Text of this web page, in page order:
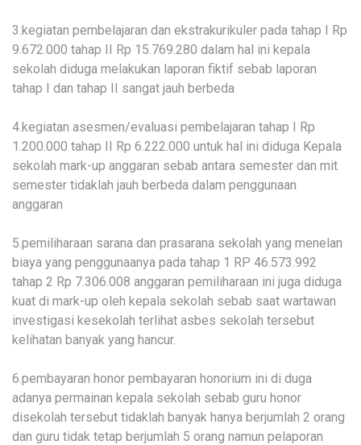
3.kegiatan pembelajaran dan ekstrakurikuler pada tahap I Rp
9.672.000 tahap II Rp 15.769.280 dalam hal ini kepala
sekolah diduga melakukan laporan fiktif sebab laporan
tahap I dan tahap II sangat jauh berbeda
4.kegiatan asesmen/evaluasi pembelajaran tahap I Rp
1.200.000 tahap II Rp 6.222.000 untuk hal ini diduga Kepala
sekolah mark-up anggaran sebab antara semester dan mit
semester tidaklah jauh berbeda dalam penggunaan
anggaran
5.pemiliharaan sarana dan prasarana sekolah yang menelan
biaya yang penggunaanya pada tahap 1 RP 46.573.992
tahap 2 Rp 7.306.008 anggaran pemiliharaan ini juga diduga
kuat di mark-up oleh kepala sekolah sebab saat wartawan
investigasi kesekolah terlihat asbes sekolah tersebut
kelihatan banyak yang hancur.
6.pembayaran honor pembayaran honorium ini di duga
adanya permainan kepala sekolah sebab guru honor
disekolah tersebut tidaklah banyak hanya berjumlah 2 orang
dan guru tidak tetap berjumlah 5 orang namun pelaporan